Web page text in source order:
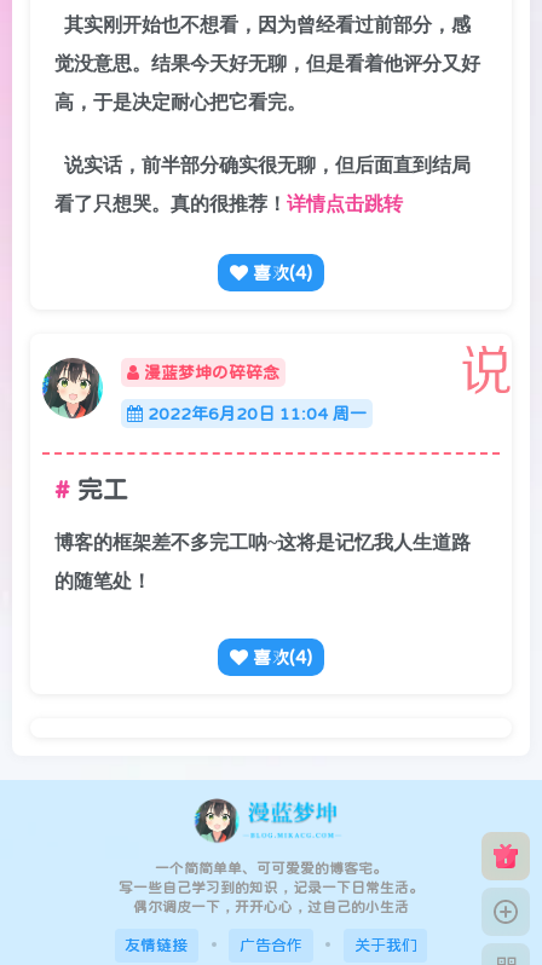
其实刚开始也不想看，因为曾经看过前部分，感
觉没意思。结果今天好无聊，但是看着他评分又好
高，于是决定耐心把它看完。
说实话，前半部分确实很无聊，但后面直到结局
看了只想哭。真的很推荐！ 详情点击跳转
喜欢(4)
漫蓝梦坤の碎碎念
2022年6月20日 11:04 周一
完工
博客的框架差不多完工呐~这将是记忆我人生道路
的随笔处！
喜欢(4)
一个简简单单、可可爱爱的博客宅。
写一些自己学习到的知识，记录一下日常生活。
偶尔调皮一下，开开心心，过自己的小生活
友情链接 广告合作 关于我们